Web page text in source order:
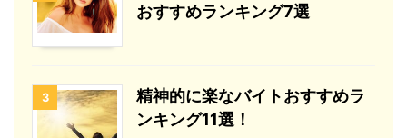
おすすめランキング7選
3
精神的に楽なバイトおすすめラ
ンキング11選！